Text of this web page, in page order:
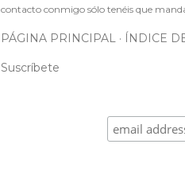
contacto conmigo sólo tenéis que
PÁGINA PRINCIPAL ÍNDICE
Suscríbete